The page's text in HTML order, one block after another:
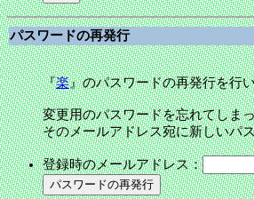
パスワードの再発行
『楽』のパスワードの再発行を行
変更用のパスワードを忘れてしま
そのメールアドレス宛に新しいパ
登録時のメールアドレス：